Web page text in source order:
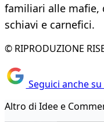
familiari alle mafie,
schiavi e carnefici.
© RIPRODUZIONE
Seguici anche
Altro di Idee e